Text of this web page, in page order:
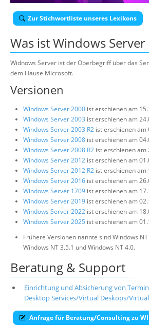
Über uns
Zur Stichwortliste unseres Lexikons
Was istWindows Server
Widnows Server ist der Oberbegriff über das
dem Hause Microsoft.
Versionen
Windows Server 2000 ist erschienen am
Windows Server 2003 ist erschienen am
Windows Server 2003 R2 ist erschienen am
Windows Server 2008 ist erschienen am
Windows Server 2008 R2 ist erschienen am
Windows Server 2012 ist erschienen am
Windows Server 2012 R2 ist erschienen am
Windows Server 2016 ist erschienen am
Windows Server 1709 ist erschienen am
Windows Server 2019 ist erschienen am
Windows Server 2022 ist erschienen am
Windows Server 2025 ist erschienen am
Frühere Versionen nannte sind Windows
Windows NT 3.5.1 und Windows NT 4.0.
Beratung & Support
Einrichtung und Absicherung von
Desktop Services/Virtual Deskops/
Anfrage für Beratung/Consulting zu